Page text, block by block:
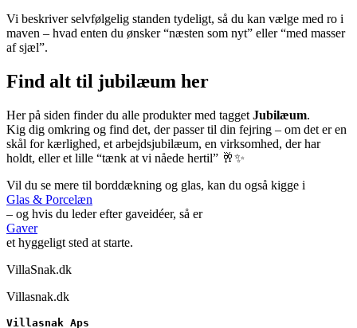
Vi beskriver selvfølgelig standen tydeligt, så du kan vælge med ro i
maven – hvad enten du ønsker “næsten som nyt” eller “med masser
af sjæl”.
Find alt til jubilæum her
Her på siden finder du alle produkter med tagget Jubilæum.
Kig dig omkring og find det, der passer til din fejring – om det er en
skål for kærlighed, et arbejdsjubilæum, en virksomhed, der har
holdt, eller et lille “tænk at vi nåede hertil” 🥂✨
Vil du se mere til borddækning og glas, kan du også kigge i
Glas & Porcelæn
– og hvis du leder efter gaveidéer, så er
Gaver
et hyggeligt sted at starte.
VillaSnak.dk
Villasnak.dk
Villasnak Aps